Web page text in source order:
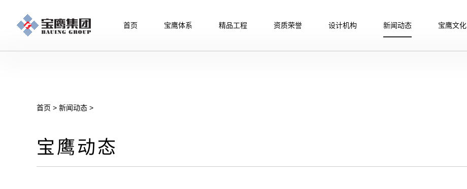
首页 宝鹰体系 精品工程 资质荣誉 设计机构 新闻动态 宝鹰文化
首页 > 新闻动态 >
宝鹰动态